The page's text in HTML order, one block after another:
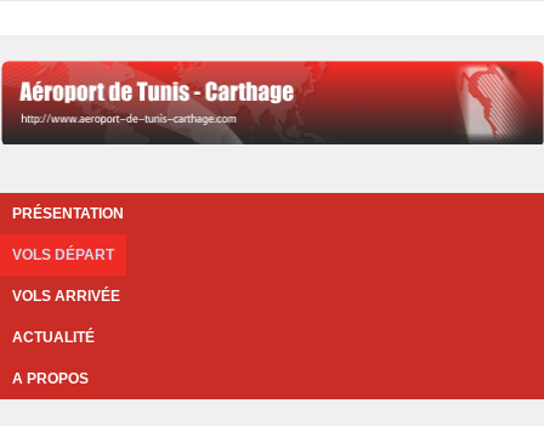
PRÉSENTATION
VOLS DÉPART
VOLS ARRIVÉE
ACTUALITÉ
A PROPOS